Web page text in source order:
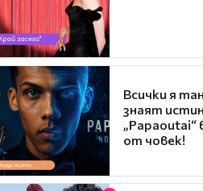
Всички я
знаят
от човек!